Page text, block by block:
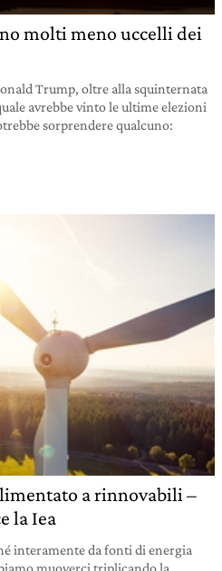
molti meno uccelli dei
Trump, oltre alla squinternata
avrebbe vinto le ultime elezioni
sorprendere qualcuno:
a rinnovabili –
la Iea
interamente da fonti di energia
muoverci triplicando la